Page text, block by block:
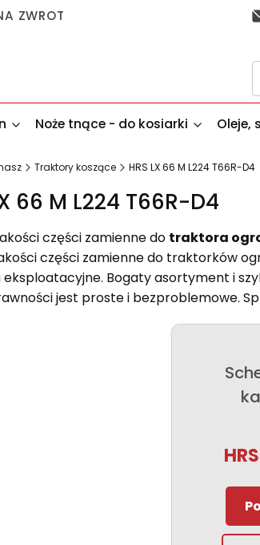
ZWROT
Noże tnące - do kosiarki Oleje,
Traktory koszące HRS LX 66 M L224 T66R-D4
66 M L224 T66R-D4
części zamienne do traktora
części zamienne do traktorków
Bogaty asortyment i
jest proste i bezproblemowe.